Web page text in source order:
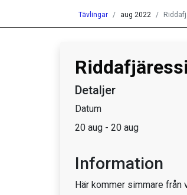
Tävlingar aug 2022
Detaljer
Datum
20 aug - 20 aug
Information
Här kommer simmare